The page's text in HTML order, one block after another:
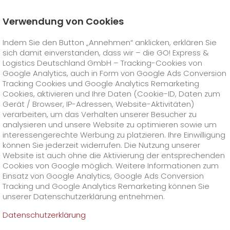
GO! Courier
GO! City
GO!Direct
GO!Same Day
GO! Touren
GO!On-Board-Courier
GO!Air Charter
GO! Express
GO!Overnight
Preise
Treibstoffzuschlag Overnight
>
GO!Worldwide +
Treibstoffzuschlag Worldwide
>
GO! Solutions
Branchenlösungen +
GO! Healthcare
GO!Hightech
GO!Media & Trade
Besondere Versandinhalte +
GO!Tierversand
GO!Gefahrgut
Besondere Versandanforderungen
GO!Freight-Service
GO! Value Added Services
Online Services +
GO! Kundenportal
Kundenportal Registrierung
IT Anbindungen
Unternehmen
Soziales Engagement
Verwendung von Cookies
Indem Sie den Button „Annehmen“ anklicken, erklären Sie
sich damit einverstanden, dass wir – die GO! Express &
Logistics Deutschland GmbH – Tracking-Cookies von
Google Analytics, auch in Form von Google Ads Conversion
Tracking Cookies und Google Analytics Remarketing
Cookies, aktivieren und Ihre Daten (Cookie-ID, Daten zum
Gerät / Browser, IP-Adressen, Website-Aktivitäten)
verarbeiten, um das Verhalten unserer Besucher zu
analysieren und unsere Website zu optimieren sowie um
interessengerechte Werbung zu platzieren. Ihre Einwilligung
können Sie jederzeit widerrufen. Die Nutzung unserer
Website ist auch ohne die Aktivierung der entsprechenden
Cookies von Google möglich. Weitere Informationen zum
Einsatz von Google Analytics, Google Ads Conversion
Tracking und Google Analytics Remarketing können Sie
unserer Datenschutzerklärung entnehmen.
Datenschutzerklärung